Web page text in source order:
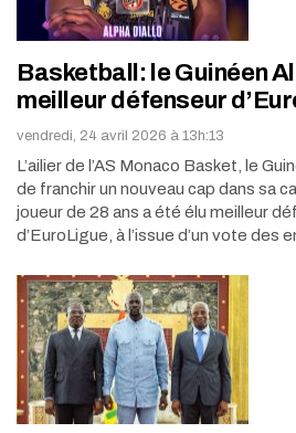
Basketball: le Guinéen
meilleur défenseur
vendredi, 24 avril 2026 à 13h:13
L’ailier de l’AS Monaco Basket, le
de franchir un nouveau cap dans sa
joueur de 28 ans a été élu meilleur
d’EuroLigue, à l’issue d’un vote des